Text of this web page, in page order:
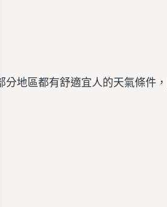
分地區都有舒適宜人的天氣條件